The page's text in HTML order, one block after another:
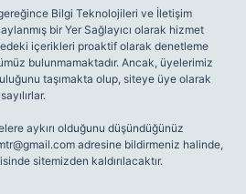
Bilgi Teknolojileri ve İletişim
bir Yer Sağlayıcı olarak hizmet
içerikleri proaktif olarak denetleme
bulunmamaktadır. Ancak, üyelerimiz
taşımakta olup, siteye üye olarak
aykırı olduğunu düşündüğünüz
adresine bildirmeniz halinde,
sitemizden kaldırılacaktır.